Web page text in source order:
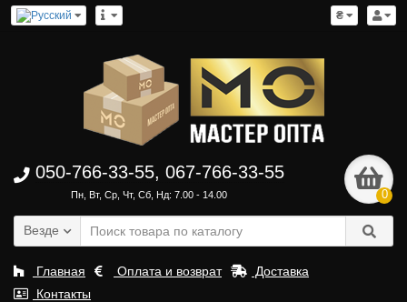
₴
050-766-33-55, 067-766-33-55
Пн, Вт, Ср, Чт, Сб, Нд: 7.00 - 14.00 0
Везде
Главная Оплата и возврат
Доставка
Контакты